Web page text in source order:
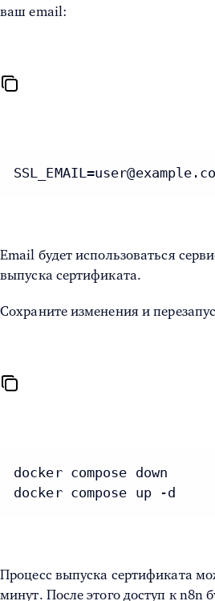
ваш email:
Email будет использоваться
выпуска сертификата.
Сохраните изменения и
docker compose down
docker compose up -d
Процесс выпуска сертификата
минут. После этого доступ к n8n